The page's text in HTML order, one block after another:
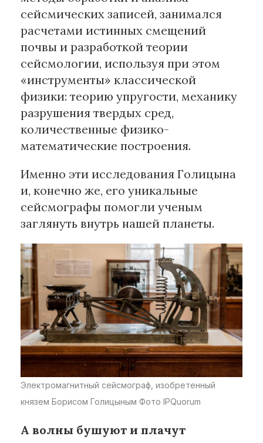
сейсмических записей, занимался
расчетами истинных смещений
почвы и разработкой теории
сейсмологии, используя при этом
«инструменты» классической
физики: теорию упругости, механику
разрушения твердых сред,
количественные физико-
математические построения.
Именно эти исследования Голицына
и, конечно же, его уникальные
сейсмографы помогли ученым
заглянуть внутрь нашей планеты.
Электромагнитный сейсмограф, изобретенный
князем Борисом Голицыным Фото IPQuorum
А волны бушуют и плачут